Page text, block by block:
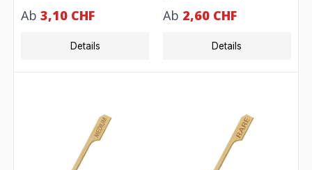
Ab3,10 CHF
Details
Ab 2,60 CHF
Details